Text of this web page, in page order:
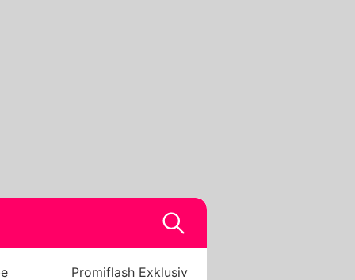
Promiflash Exklusiv